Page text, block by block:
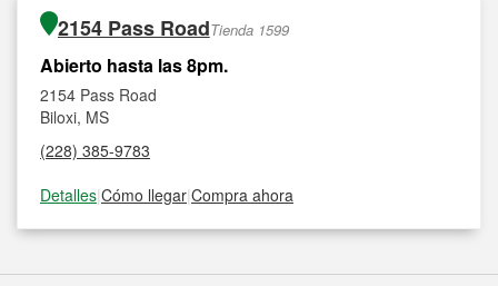
2154 Pass RoadTienda 1599
Abierto hasta las 8pm.
2154 Pass Road
Biloxi, MS
(228) 385-9783
Detalles|Cómo llegar|Compra ahora